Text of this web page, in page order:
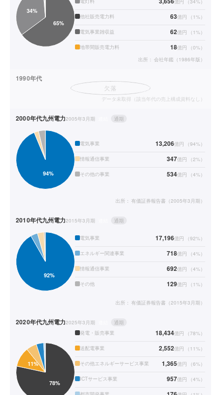
億円 （34%）
他社販売電力料 63億円 （ 1%）
電気事業雑収益 62億円 （ 1%）
地帯間販売電力料 18億円 （0%）
出所： 会社年鑑（1986年版）
1990年代
欠落
データ未取得（該当年代の売上構成資料なし）
2000年代九州電力2005年3月期 通期
電気事業 13,206億円 （94%）
情報通信事業 347億円 （2%）
その他の事業 534億円 （4%）
出所： 有価証券報告書（2005年3月期）
2010年代九州電力2015年3月期 通期
電気事業 17,196億円 （92%）
エネルギー関連事業 718億円 （4%）
情報通信事業 692億円 （4%）
その他 129億円 （ 1%）
出所： 有価証券報告書（2015年3月期）
2020年代九州電力2025年3月期
通期
発電・販売事業
18,434億円 （78%）
送配電事業 2,552億円 （ 11%）
その他エネルギーサービス事業 1,365億円 （6%）
ICTサービス事業 957億円 （4%）